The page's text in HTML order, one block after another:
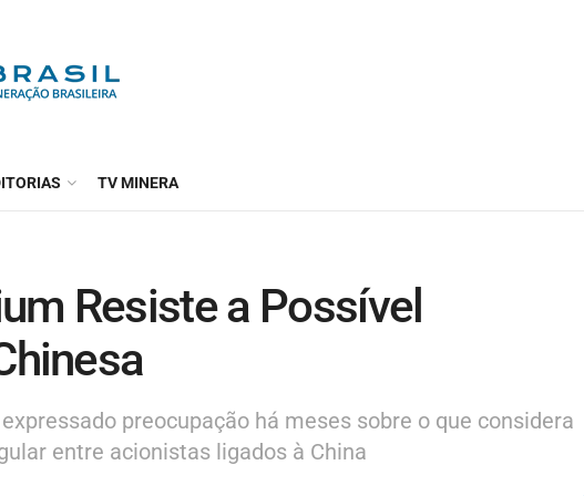
TV MINERA
Resiste a Possível
preocupação há meses sobre o que considera
entre acionistas ligados à China